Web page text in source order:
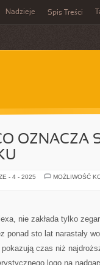
Nadzieje Spis Treści
OZNACZA
- 4 - 2025
MOŻLIWOŚĆ
nie zakłada tylko
sto lat narastały
czas niż
logo na